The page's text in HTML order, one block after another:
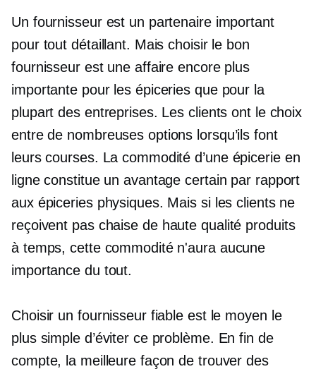
Un fournisseur est un partenaire important
pour tout détaillant. Mais choisir le bon
fournisseur est une affaire encore plus
importante pour les épiceries que pour la
plupart des entreprises. Les clients ont le choix
entre de nombreuses options lorsqu’ils font
leurs courses. La commodité d’une épicerie en
ligne constitue un avantage certain par rapport
aux épiceries physiques. Mais si les clients ne
reçoivent pas chaise de haute qualité produits
à temps, cette commodité n'aura aucune
importance du tout.
Choisir un fournisseur fiable est le moyen le
plus simple d’éviter ce problème. En fin de
compte, la meilleure façon de trouver des